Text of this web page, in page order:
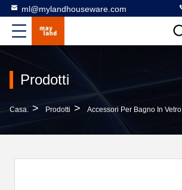
ml@mylandhouseware.com
Prodotti
Casa. > Prodotti > Accessori Per Bagno In Vetro